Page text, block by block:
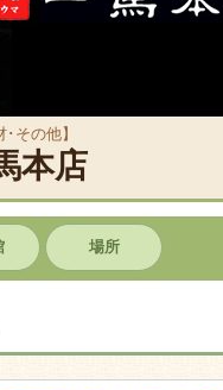
その他】
本店
場所